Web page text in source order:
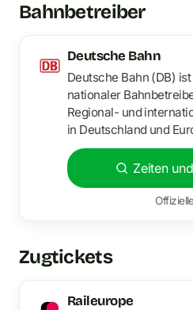
Bahnbetreiber
Deutsche Bahn
Deutsche Bahn (DB)
nationaler
Regional- und
in Deutschland und
Zeiten
Zugtickets
Raileurope